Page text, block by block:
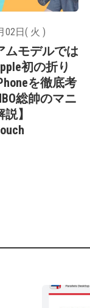
02日( 火 )
ムモデルでは
初の折り
を徹底考
総帥のマニ
】